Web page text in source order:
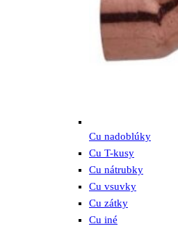
Cu nadoblúky
Cu T-kusy
Cu nátrubky
Cu vsuvky
Cu zátky
Cu iné